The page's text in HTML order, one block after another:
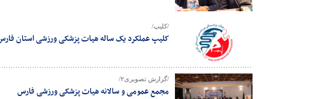
/کلیپ/
کلیپ عملکرد یک ساله هیات پزشکی ورزشی استان
/گزارش تصویری۲/
مجمع عمومی و سالانه هیات پزشکی ورزشی فارس